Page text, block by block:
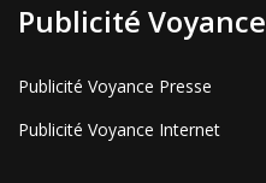
Publicité Voyance
Publicité Voyance Presse
Publicité Voyance Internet